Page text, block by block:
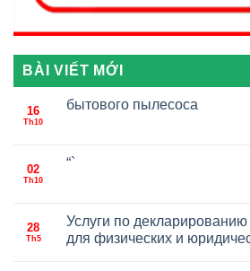
BÀI VIẾT MỚI
16
Th10
бытового пылесоса
02
Th10
“`
28
Th5
Услуги по
для физических и